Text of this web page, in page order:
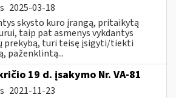
2025-03-18
skysto kuro įrangą, pritaikytą
taip pat asmenys vykdantys
prekybą, turi teisę įsigyti/tiekti
paženklintą...
19 d. įsakymo Nr. VA-81
2021-11-23